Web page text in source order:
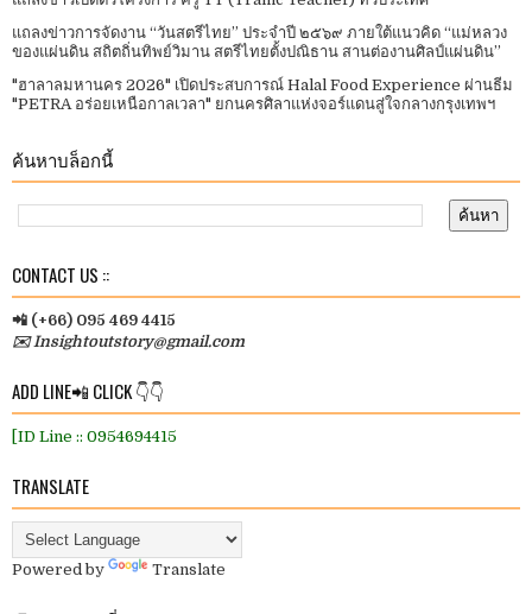
แถลงข่าวการจัดงาน “วันสตรีไทย” ประจําปี ๒๕๖๙ ภายใต้แนวคิด “แม่หลวง
ของแผ่นดิน สถิตถิ่นทิพย์วิมาน สตรีไทยตั้งปณิธาน สานต่องานศิลป์แผ่นดิน”
"ฮาลาลมหานคร 2026" เปิดประสบการณ์ Halal Food Experience ผ่านธีม
"PETRA อร่อยเหนือกาลเวลา" ยกนครศิลาแห่งจอร์แดนสู่ใจกลางกรุงเทพฯ
ค้นหาบล็อกนี้
CONTACT US ::
📲 (+66) 095 469 4415
✉️ Insightoutstory@gmail.com
ADD LINE📲 CLICK 👇👇
[ID Line :: 0954694415
TRANSLATE
Powered by Translate